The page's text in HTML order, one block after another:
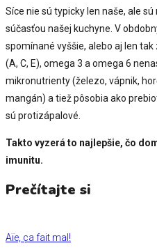
Síce nie sú typicky len naše, ale
súčasťou našej kuchyne. V
spomínané vyššie, alebo aj len
(A, C, E), omega 3 a omega 6
mikronutrienty (železo, vápnik,
mangán) a tiež pôsobia ako
sú protizápalové.
Takto vyzerá to najlepšie, čo
imunitu.
Prečítajte si
Aïe, ça fait mal!